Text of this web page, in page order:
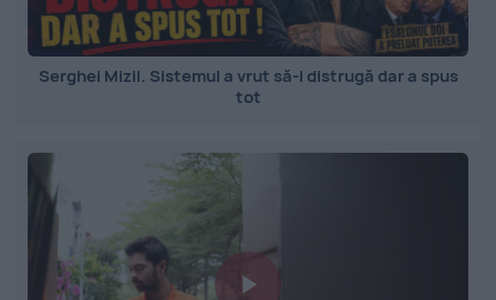
Serghei Mizil. Sistemul a vrut să-l distrugă dar a spus
tot